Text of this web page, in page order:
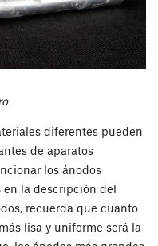
diferentes pueden
de aparatos
los ánodos
en la descripción del
recuerda que cuanto
lisa y uniforme será la